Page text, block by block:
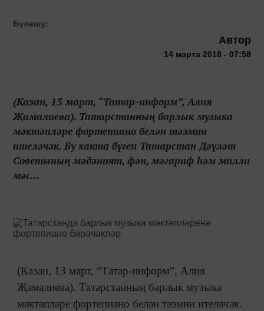
Бүлешү:
Автор
14 марта 2018 - 07:58
(Казан, 13 март, “Татар-информ”, Алия
Җамалиева). Татарстанның барлык музыка
мәктәпләре фортепиано белән тәэмин
ителәчәк. Бу хакта бүген Татарстан Дәүләт
Советының мәдәният, фән, мәгариф һәм милли
мәс...
(Казан, 13 март, “Татар-информ”, Алия
Җамалиева). Татарстанның барлык музыка
мәктәпләре фортепиано белән тәэмин ителәчәк.